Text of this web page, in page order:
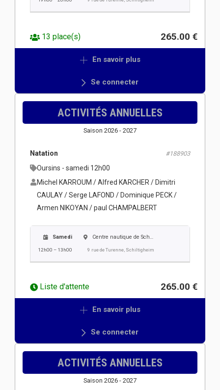
13 place(s) 265.00 €
En savoir plus
Se connecter
ACTIVITÉS ANNUELLES
Saison 2026 - 2027
Natation #188903
Oursins - samedi 12h00
Michel KARROUM / Alfred KARCHER / Dimitri
CAULAY / Serge LAFOND / Dominique PECK /
Armen NIKOYAN / paul CHAMPALBERT
Samedi
12h00 – 13h00
Centre nautique de Schiltigheim
9 rue de Turenne, Schiltigheim
Liste d'attente 265.00 €
En savoir plus
Se connecter
ACTIVITÉS ANNUELLES
Saison 2026 - 2027